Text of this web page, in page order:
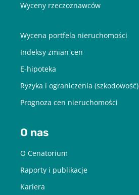
Wyceny rzeczoznawców
Wycena portfela nieruchomości
Indeksy zmian cen
E-hipoteka
Ryzyka i ograniczenia (szkodowość)
Prognoza cen nieruchomości
O nas
O Cenatorium
Raporty i publikacje
Kariera